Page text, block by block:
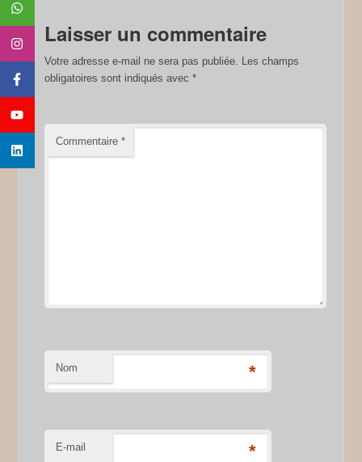
Laisser un commentaire
Votre adresse e-mail ne sera pas publiée. Les champs
obligatoires sont indiqués avec*
Commentaire*
Nom *
E-mail *